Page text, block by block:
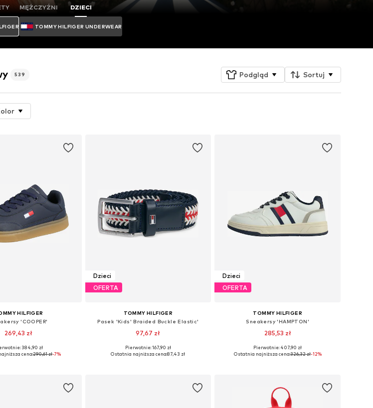
MĘŻCZYŹNI DZIECI
TOMMY HILFIGER UNDERWEAR
539 Podgląd Sortuj
HILFIGER
'COOPER'
269,43 zł
w różnych rozmiarach
384,90 zł
cena:290,61 zł-7%
Dzieci
OFERTA
TOMMY HILFIGER
Pasek 'Kids' Braided Buckle Elastic'
97,67 zł
Dostępne rozmiary: 110-146, 146-172
Pierwotnie: 167,90 zł
Ostatnia najniższa cena:87,43 zł
Dzieci
OFERTA
TOMMY HILFIGER
Sneakersy 'HAMPTON'
285,53 zł
Dostępne w różnych rozmiarach
Pierwotnie: 407,90 zł
Ostatnia najniższa cena:326,32 zł-12%